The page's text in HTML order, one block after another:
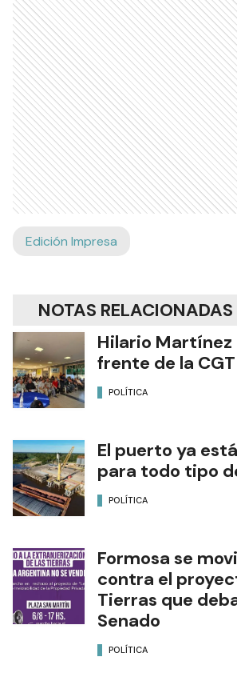
Edición Impresa
NOTAS RELACIONADAS
Hilario
frente de la
POLÍTICA
El puerto ya
para todo tipo
POLÍTICA
Formosa se
contra el
Tierras que
Senado
POLÍTICA